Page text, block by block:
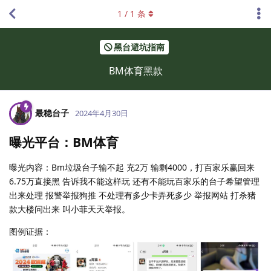
黑台避坑指南
BM体育黑款
1 / 1 条
最稳台子 2024年4月30日
曝光平台：BM体育
曝光内容：Bm垃圾台子输不起 充2万 输剩4000，打百家乐赢回来
6.75万直接黑 告诉我不能这样玩 还有不能玩百家乐的台子希望管理
出来处理 报警举报狗推 不处理有多少卡弄死多少 举报网站 打杀猪
款大楼问出来 叫小菲天天举报。
图例证据：